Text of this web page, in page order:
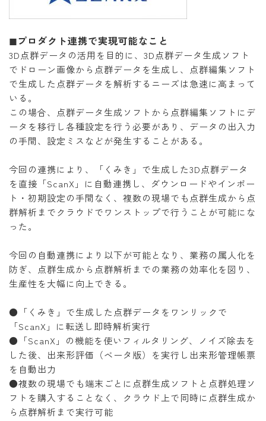
◼プロダクト連携で実現可能なこと
3D点群データの活用を目的に、3D点群データ生成ソフト
でドローン画像から点群データを生成し、点群編集ソフト
で生成した点群データを解析するニーズは急速に高まって
いる。
この場合、点群データ生成ソフトから点群編集ソフトにデ
ータを移行し各種設定を行う必要があり、データの出入力
の手間、設定ミスなどが発生することがある。
今回の連携により、「くみき」で生成した3D点群データ
を直接「ScanX」に自動連携し、ダウンロードやインポー
ト・初期設定の手間なく、複数の現場でも点群生成から点
群解析までクラウドでワンストップで行うことが可能にな
った。
今回の自動連携により以下が可能となり、業務の属人化を
防ぎ、点群生成から点群解析までの業務の効率化を図り、
生産性を大幅に向上できる。
●「くみき」で生成した点群データをワンリックで
「ScanX」に転送し即時解析実行
●「ScanX」の機能を使いフィルタリング、ノイズ除去を
した後、出来形評価（ベータ版）を実行し出来形管理帳票
を自動出力
●複数の現場でも端末ごとに点群生成ソフトと点群処理ソ
フトを購入することなく、クラウド上で同時に点群生成か
ら点群解析まで実行可能